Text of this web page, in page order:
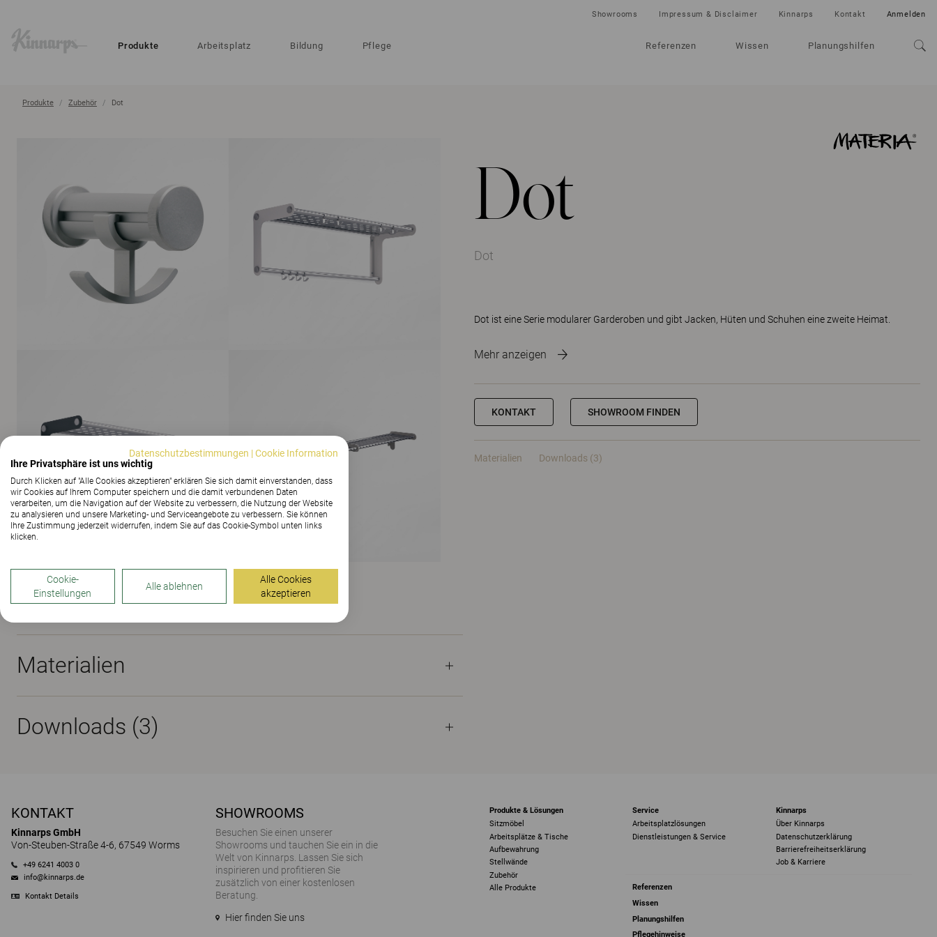
Produkte Arbeitsplatz Bildung Pflege Referenzen Wissen Planungshilfen
Showrooms Impressum & Disclaimer Kinnarps Kontakt Anmelden
Produkte Zubehör Dot
Dot
Dot
Dot ist eine Serie modularer Garderoben und gibt Jacken, Hüten und Schuhen eine zweite Heimat.
Mehr anzeigen
KONTAKT SHOWROOM FINDEN
Materialien Downloads (3)
ALLE BILDER ANZEIGEN
Materialien
Downloads (3)
KONTAKT
Kinnarps GmbH
Von-Steuben-Straße 4-6, 67549 Worms
+49 6241 4003 0
info@kinnarps.de
Kontakt Details
SHOWROOMS
Besuchen Sie einen unserer
Showrooms und tauchen Sie ein in die
Welt von Kinnarps. Lassen Sie sich
inspirieren und profitieren Sie
zusätzlich von einer kostenlosen
Beratung.
Hier finden Sie uns
Produkte & Lösungen
Sitzmöbel
Arbeitsplätze & Tische
Aufbewahrung
Stellwände
Zubehör
Alle Produkte
Service
Arbeitsplatzlösungen
Dienstleistungen & Service
Kinnarps
Über Kinnarps
Datenschutzerklärung
Barrierefreiheits­erklärung
Job & Karriere
Referenzen
Wissen
Planungshilfen
Pflegehinweise
Datenschutzbestimmungen |Cookie Information
Ihre Privatsphäre ist uns wichtig
Durch Klicken auf "Alle Cookies akzeptieren" erklären Sie sich damit einverstanden, dass
wir Cookies auf Ihrem Computer speichern und die damit verbundenen Daten
verarbeiten, um die Navigation auf der Website zu verbessern, die Nutzung der Website
zu analysieren und unsere Marketing- und Serviceangebote zu verbessern. Sie können
Ihre Zustimmung jederzeit widerrufen, indem Sie auf das Cookie-Symbol unten links
klicken.
Cookie-
Einstellungen
Alle ablehnen
Alle Cookies
akzeptieren